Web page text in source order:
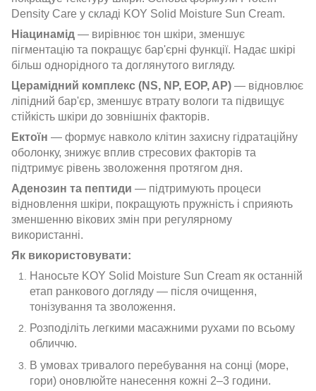
Density Care у складі KOY Solid Moisture Sun Cream.
Ніацинамід — вирівнює тон шкіри, зменшує
пігментацію та покращує бар'єрні функції. Надає шкірі
більш однорідного та доглянутого вигляду.
Церамідний комплекс (NS, NP, EOP, AP) — відновлює
ліпідний бар'єр, зменшує втрату вологи та підвищує
стійкість шкіри до зовнішніх факторів.
Ектоїн — формує навколо клітин захисну гідратаційну
оболонку, знижує вплив стресових факторів та
підтримує рівень зволоження протягом дня.
Аденозин та пептиди — підтримують процеси
відновлення шкіри, покращують пружність і сприяють
зменшенню вікових змін при регулярному
використанні.
Як використовувати:
Наносьте KOY Solid Moisture Sun Cream як останній
етап ранкового догляду — після очищення,
тонізування та зволоження.
Розподіліть легкими масажними рухами по всьому
обличчю.
В умовах тривалого перебування на сонці (море,
гори) оновлюйте нанесення кожні 2–3 години.